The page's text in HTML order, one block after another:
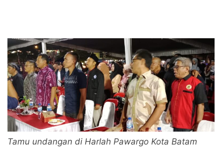
Tamu undangan di Harlah Pawargo Kota Batam